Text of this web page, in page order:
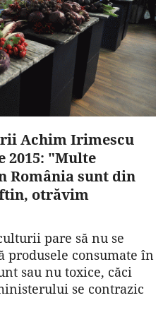
Achim Irimescu
2015: "Multe
România sunt din
otrăvim
pare să nu se
produsele consumate în
sau nu toxice, căci
se contrazic